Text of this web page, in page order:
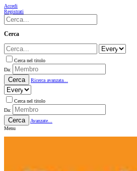
Accedi
Registrati
Cerca
Cerca nel titolo
Da:
Cerca Ricerca avanzata...
Cerca nel titolo
Da:
Cerca
Avanzate...
Menu